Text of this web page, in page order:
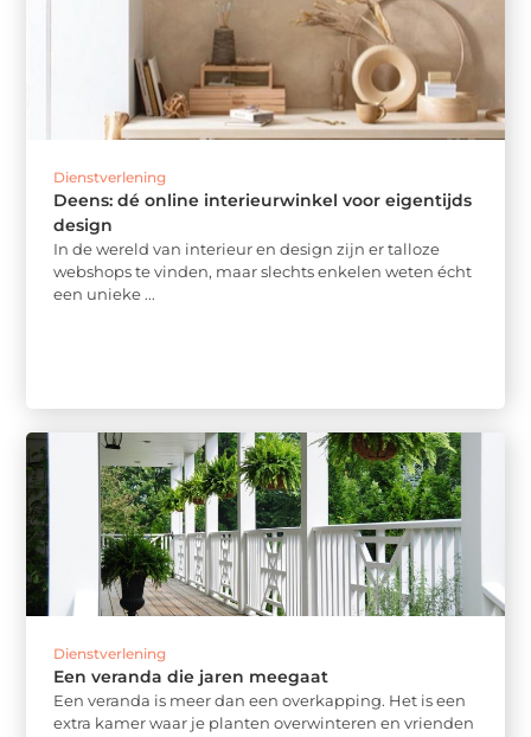
Dienstverlening
Deens: dé online interieurwinkel voor eigentijds
design
In de wereld van interieur en design zijn er talloze
webshops te vinden, maar slechts enkelen weten écht
een unieke ...
Dienstverlening
Een veranda die jaren meegaat
Een veranda is meer dan een overkapping. Het is een
extra kamer waar je planten overwinteren en vrienden